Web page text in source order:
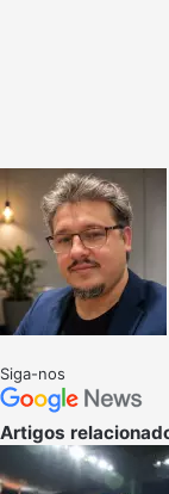
Siga-nos
Artigos